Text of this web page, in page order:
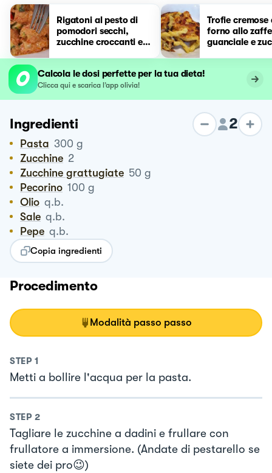
Rigatoni al pesto di
pomodori secchi,
zucchine croccanti e
Trofie cremose
forno allo
guanciale e
Calcola le dosi perfette per la tua dieta!
Clicca qui e scarica l’app olivia!
Ingredienti 2
Pasta 300 g
Zucchine 2
Zucchine grattugiate 50 g
Pecorino 100 g
Olio q.b.
Sale q.b.
Pepe q.b.
Copia ingredienti
Procedimento
Modalità passo passo
STEP 1
Metti a bollire l'acqua per la pasta.
STEP 2
Tagliare le zucchine a dadini e frullare con
frullatore a immersione. (Andate di pestarello se
siete dei pro😉)